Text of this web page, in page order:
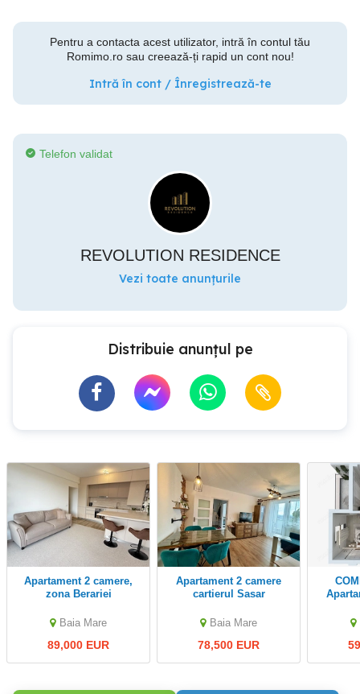
Pentru a contacta acest utilizator, intră în contul tău
Romimo.ro sau creează-ți rapid un cont nou!
Intră în cont / Înregistrează-te
Telefon validat
REVOLUTION RESIDENCE
Vezi toate anunțurile
Distribuie anunțul pe
Apartament 2 camere,
zona Berariei
Baia Mare
89,000 EUR
Apartament 2 camere
cartierul Sasar
Baia Mare
78,500 EUR
COMISION ZERO-